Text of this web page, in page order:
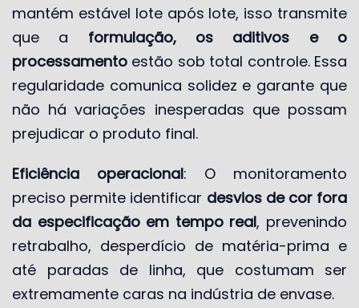
mantém estável lote após lote, isso transmite
que a formulação, os aditivos e o
processamento estão sob total controle. Essa
regularidade comunica solidez e garante que
não há variações inesperadas que possam
prejudicar o produto final.
Eficiência operacional: O monitoramento
preciso permite identificar desvios de cor fora
da especificação em tempo real, prevenindo
retrabalho, desperdício de matéria-prima e
até paradas de linha, que costumam ser
extremamente caras na indústria de envase.